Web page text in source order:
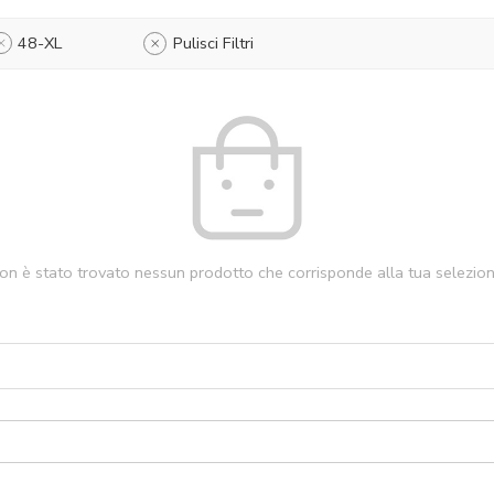
48-XL Pulisci Filtri
è stato trovato nessun prodotto che corrisponde alla tua